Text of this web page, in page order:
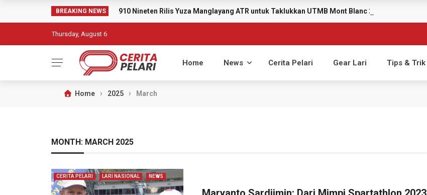
BREAKING NEWS 910 Nineten Rilis Yuza Manglayang ATR untuk Taklukkan UTMB Mont Blanc 2026
Thursday, August 6
Home News Cerita Pelari Gear Lari Tips & Trik
Home › 2025 › March
MONTH: MARCH 2025
CERITA PELARI LARI NASIONAL NEWS